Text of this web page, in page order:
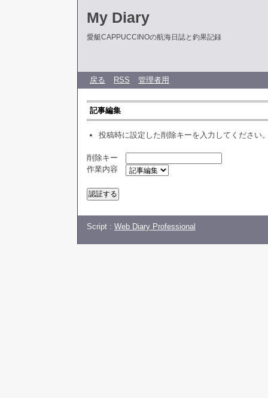
My Diary
愛艇CAPPUCCINOの航海日誌と釣果記録
戻る RSS 管理者用
記事編集
投稿時に設定した削除キーを入力してください
削除キー
作業内容
Script : Web Diary Professional